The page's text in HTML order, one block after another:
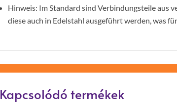
Hinweis: Im Standard sind Verbindungsteile aus
diese auch in Edelstahl ausgeführt werden, was
Kapcsolódó termékek